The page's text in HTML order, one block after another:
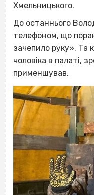
Хмельницького.
До останнього
телефоном, що
зачепило руку». Та
чоловіка в палаті,
применшував.